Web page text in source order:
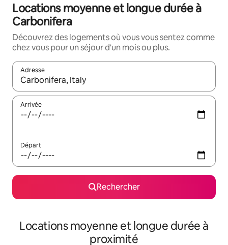
Locations moyenne et longue durée à
Carbonifera
Découvrez des logements où vous vous sentez comme
chez vous pour un séjour d'un mois ou plus.
Adresse
Lorsque les résultats s'affichent, utilisez les flèches vers le
Arrivée
Départ
Rechercher
Locations moyenne et longue durée à
proximité